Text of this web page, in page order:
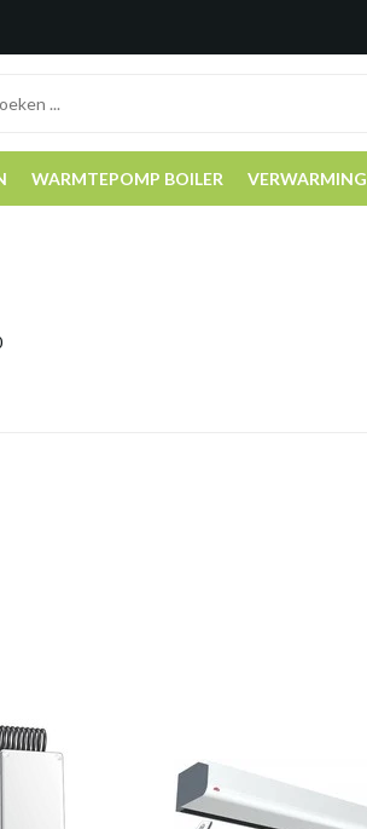
WARMTEPOMP BOILER VERWARMING